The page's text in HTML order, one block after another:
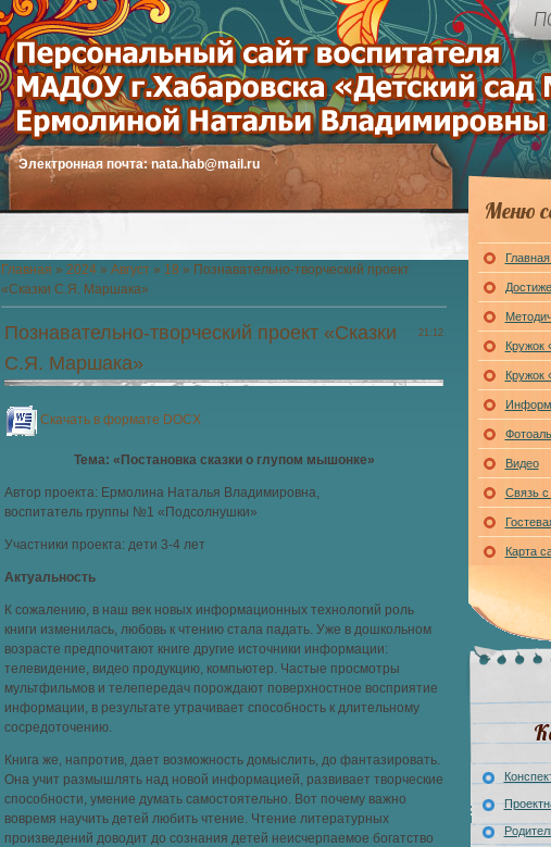
Электронная почта:nata.hab@mail.ru
Главная » 2024 » Август » 18 » Познавательно-творческий проект
«Сказки С.Я. Маршака»
21:12
Познавательно-творческий проект «Сказки
С.Я. Маршака»
Скачать в формате DOCX
Тема: «Постановка сказки о глупом мышонке»
Автор проекта: Ермолина Наталья Владимировна,
воспитатель группы №1 «Подсолнушки»
Участники проекта: дети 3-4 лет
Актуальность
К сожалению, в наш век новых информационных технологий роль
книги изменилась, любовь к чтению стала падать. Уже в дошкольном
возрасте предпочитают книге другие источники информации:
телевидение, видео продукцию, компьютер. Частые просмотры
мультфильмов и телепередач порождают поверхностное восприятие
информации, в результате утрачивает способность к длительному
сосредоточению.
Книга же, напротив, дает возможность домыслить, до фантазировать.
Она учит размышлять над новой информацией, развивает творческие
способности, умение думать самостоятельно. Вот почему важно
вовремя научить детей любить чтение. Чтение литературных
произведений доводит до сознания детей неисчерпаемое богатство
Меню
Кружок
Кружок
Видео
Связь с
Карта